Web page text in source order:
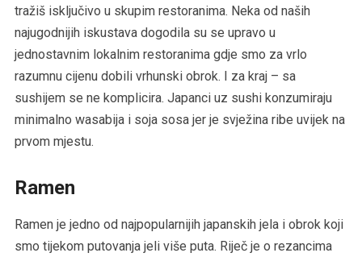
tražiš isključivo u skupim restoranima. Neka od naših
najugodnijih iskustava dogodila su se upravo u
jednostavnim lokalnim restoranima gdje smo za vrlo
razumnu cijenu dobili vrhunski obrok. I za kraj – sa
sushijem se ne komplicira. Japanci uz sushi konzumiraju
minimalno wasabija i soja sosa jer je svježina ribe uvijek na
prvom mjestu.
Ramen
Ramen je jedno od najpopularnijih japanskih jela i obrok koji
smo tijekom putovanja jeli više puta. Riječ je o rezancima